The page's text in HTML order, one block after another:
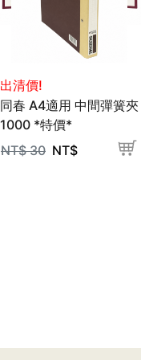
出清價!
同春 A4適用 中間彈簧夾
1000 *特價*
NT$30 NT$